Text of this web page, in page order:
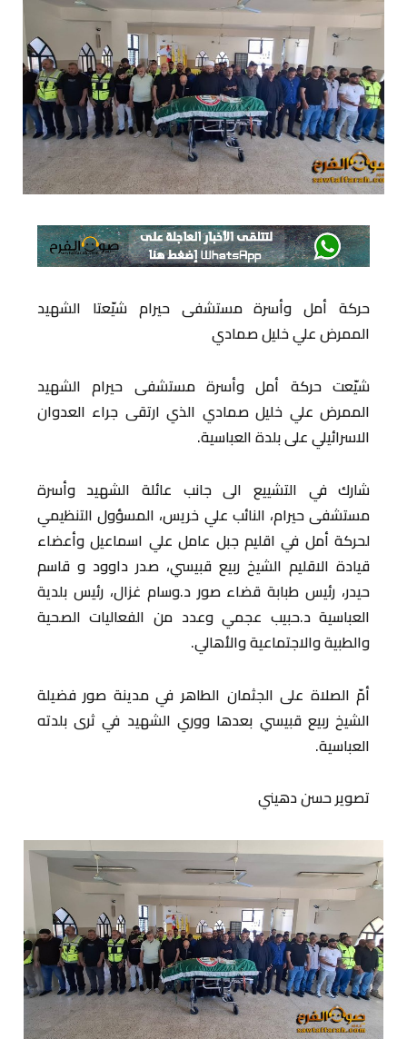
حركة أمل وأسرة مستشفى حيرام شيّعتا الشهيد
الممرض علي خليل صمادي
شيّعت حركة أمل وأسرة مستشفى حيرام الشهيد
الممرض علي خليل صمادي الذي ارتقى جراء العدوان
الاسرائيلي على بلدة العباسية.
شارك في التشييع الى جانب عائلة الشهيد وأسرة
مستشفى حيرام، النائب علي خريس، المسؤول التنظيمي
لحركة أمل في اقليم جبل عامل علي اسماعيل وأعضاء
قيادة الاقليم الشيخ ربيع قبيسي، صدر داوود و قاسم
حيدر، رئيس طبابة قضاء صور د.وسام غزال، رئيس بلدية
العباسية د.حبيب عجمي وعدد من الفعاليات الصحية
والطبية والاجتماعية والأهالي.
أمّ الصلاة على الجثمان الطاهر في مدينة صور فضيلة
الشيخ ربيع قبيسي بعدها ووري الشهيد في ثرى بلدته
العباسية.
تصوير حسن دهيني